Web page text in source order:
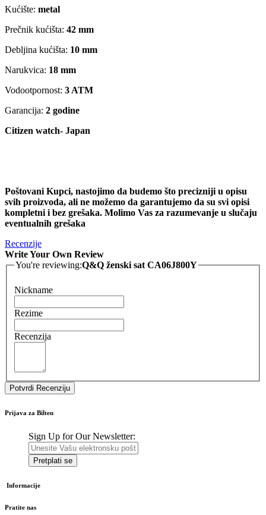
Kućište: metal
Prečnik kućišta: 42 mm
Debljina kućišta: 10 mm
Narukvica: 18 mm
Vodootpornost: 3 ATM
Garancija: 2 godine
Citizen watch- Japan
Poštovani Kupci, nastojimo da budemo što precizniji u opisu
svih proizvoda, ali ne možemo da garantujemo da su svi opisi
kompletni i bez grešaka. Molimo Vas za razumevanje u slučaju
eventualnih grešaka
Recenzije
Write Your Own Review
You're reviewing:Q&Q ženski sat CA06J800Y
Nickname
Rezime
Recenzija
Potvrdi Recenziju
Prijava za Bilten
Sign Up for Our Newsletter:
Pretplati se
Informacije
Pratite nas